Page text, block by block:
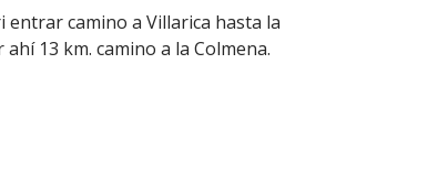
camino a Villarica hasta la
13 km. camino a la Colmena.